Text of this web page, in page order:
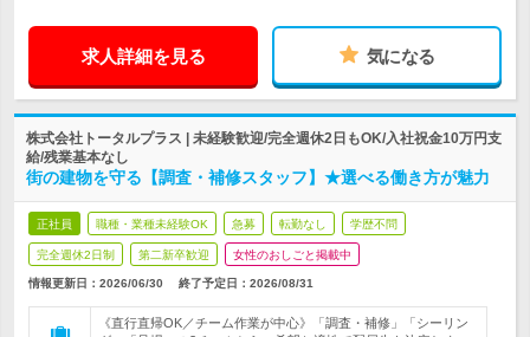
求人詳細を見る 気になる
株式会社トータルプラス | 未経験歓迎/完全週休2日もOK/入社祝金10万円支
給/残業基本なし
街の建物を守る【調査・補修スタッフ】★選べる働き方が魅力
正社員 職種・業種未経験OK 急募 転勤なし 学歴不問
完全週休2日制 第二新卒歓迎 女性のおしごと掲載中
情報更新日：2026/06/30 終了予定日： 2026/08/31
《直行直帰OK／チーム作業が中心》「調査・補修」「シーリン